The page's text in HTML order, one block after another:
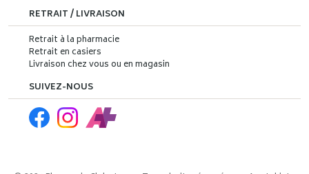
RETRAIT / LIVRAISON
Retrait à la pharmacie
Retrait en casiers
Livraison chez vous ou en magasin
SUIVEZ-NOUS